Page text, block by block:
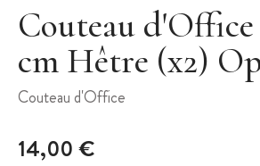
Couteau d'Office
cm Hêtre (x2)
Couteau d'Office
14,00 €